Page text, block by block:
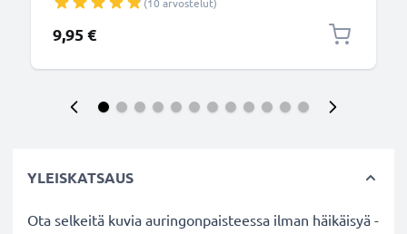
9,95 €
YLEISKATSAUS
Ota selkeitä kuvia auringonpaisteessa ilman häikäisyä -